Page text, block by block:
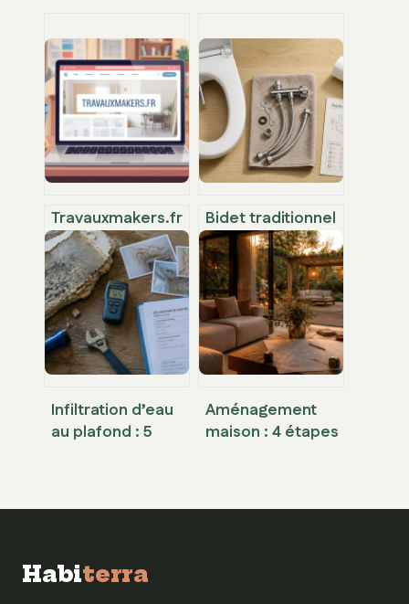
Travauxmakers.fr
: avis, fiabilité et
alternatives pour
vos travaux en
ligne
Bidet traditionnel
ou WC lavant :
quelle solution
pour une hygiène
intime optimale ?
Infiltration d’eau
au plafond : 5
Aménagement
maison : 4 étapes
Habiterra